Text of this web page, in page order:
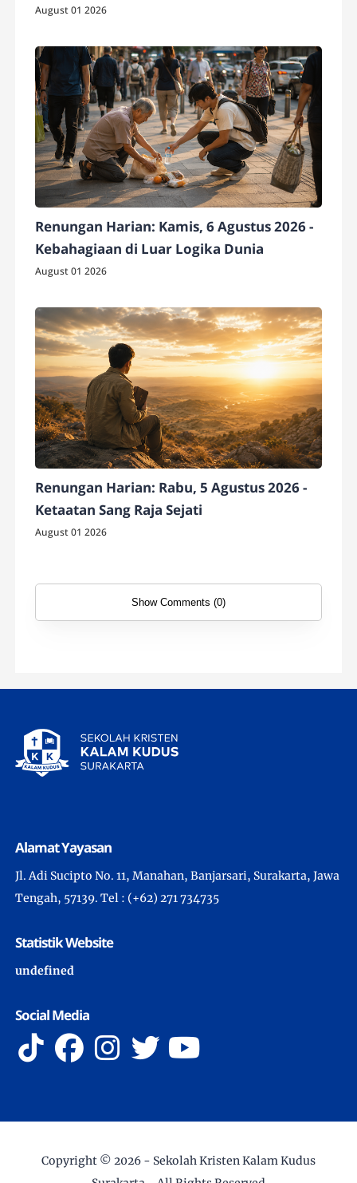
August 01 2026
Renungan Harian: Kamis, 6 Agustus 2026 -
Kebahagiaan di Luar Logika Dunia
August 01 2026
Renungan Harian: Rabu, 5 Agustus 2026 -
Ketaatan Sang Raja Sejati
August 01 2026
Show Comments (0)
Alamat Yayasan
Jl. Adi Sucipto No. 11, Manahan, Banjarsari, Surakarta, Jawa
Tengah, 57139. Tel : (+62) 271 734735
Statistik Website
undefned
Social Media
Copyright © 2026 - Sekolah Kristen Kalam Kudus